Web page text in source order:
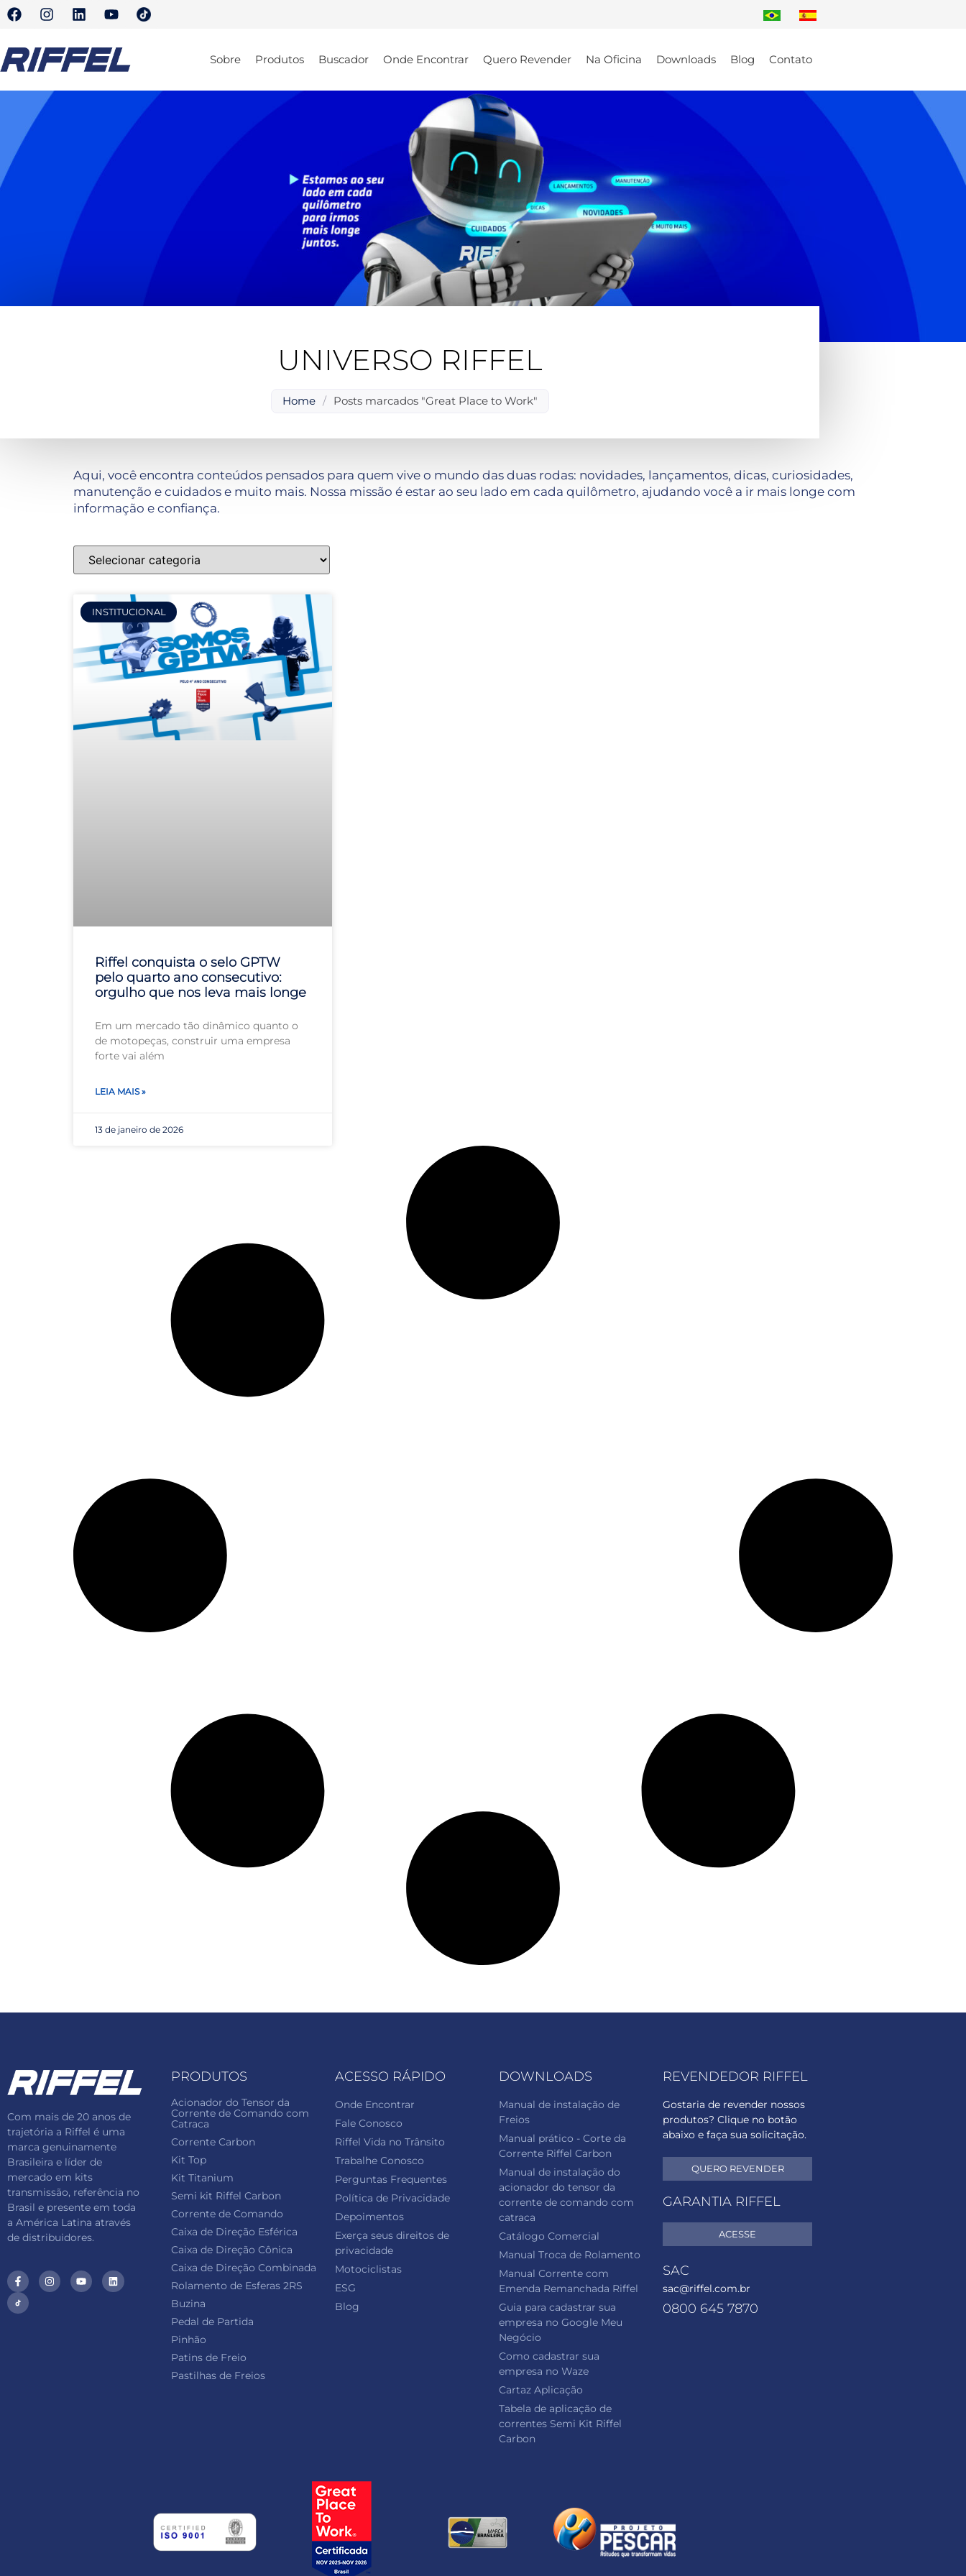
Sobre Produtos Buscador Onde Encontrar Quero Revender Na Oficina Downloads Blog Contato
UNIVERSO RIFFEL
Home / Posts marcados "Great Place to Work"
Aqui, você encontra conteúdos pensados para quem vive o mundo das duas rodas: novidades, lançamentos, dicas, curiosidades,
manutenção e cuidados e muito mais. Nossa missão é estar ao seu lado em cada quilômetro, ajudando você a ir mais longe com
informação e confiança.
INSTITUCIONAL
Riffel conquista o selo GPTW
pelo quarto ano consecutivo:
orgulho que nos leva mais longe
Em um mercado tão dinâmico quanto o
de motopeças, construir uma empresa
forte vai além
LEIA MAIS »
13 de janeiro de 2026
Com mais de 20 anos de
trajetória a Riffel é uma
marca genuinamente
Brasileira e líder de
mercado em kits
transmissão, referência no
Brasil e presente em toda
a América Latina através
de distribuidores.
PRODUTOS
Acionador do Tensor da
Corrente de Comando com
Catraca
Corrente Carbon
Kit Top
Kit Titanium
Semi kit Riffel Carbon
Corrente de Comando
Caixa de Direção Esférica
Caixa de Direção Cônica
Caixa de Direção Combinada
Rolamento de Esferas 2RS
Buzina
Pedal de Partida
Pinhão
Patins de Freio
Pastilhas de Freios
ACESSO RÁPIDO
Onde Encontrar
Fale Conosco
Riffel Vida no Trânsito
Trabalhe Conosco
Perguntas Frequentes
Política de Privacidade
Depoimentos
Exerça seus direitos de
privacidade
Motociclistas
ESG
Blog
DOWNLOADS
Manual de instalação de
Freios
Manual prático - Corte da
Corrente Riffel Carbon
Manual de instalação do
acionador do tensor da
corrente de comando com
catraca
Catálogo Comercial
Manual Troca de Rolamento
Manual Corrente com
Emenda Remanchada Riffel
Guia para cadastrar sua
empresa no Google Meu
Negócio
Como cadastrar sua
empresa no Waze
Cartaz Aplicação
Tabela de aplicação de
correntes Semi Kit Riffel
Carbon
REVENDEDOR RIFFEL
Gostaria de revender nossos
produtos? Clique no botão
abaixo e faça sua solicitação.
QUERO REVENDER
GARANTIA RIFFEL
ACESSE
SAC
sac@riffel.com.br
0800 645 7870